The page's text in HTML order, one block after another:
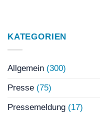
KATEGORIEN
Allgemein (300)
Presse (75)
Pressemeldung (17)